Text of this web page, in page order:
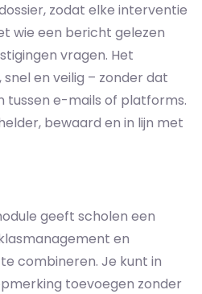
zodat elke interventie
wie een bericht gelezen
vragen. Het
en veilig – zonder dat
tussen e-mails of platforms.
bewaard en in lijn met
geeft scholen een
en
combineren. Je kunt in
toevoegen zonder